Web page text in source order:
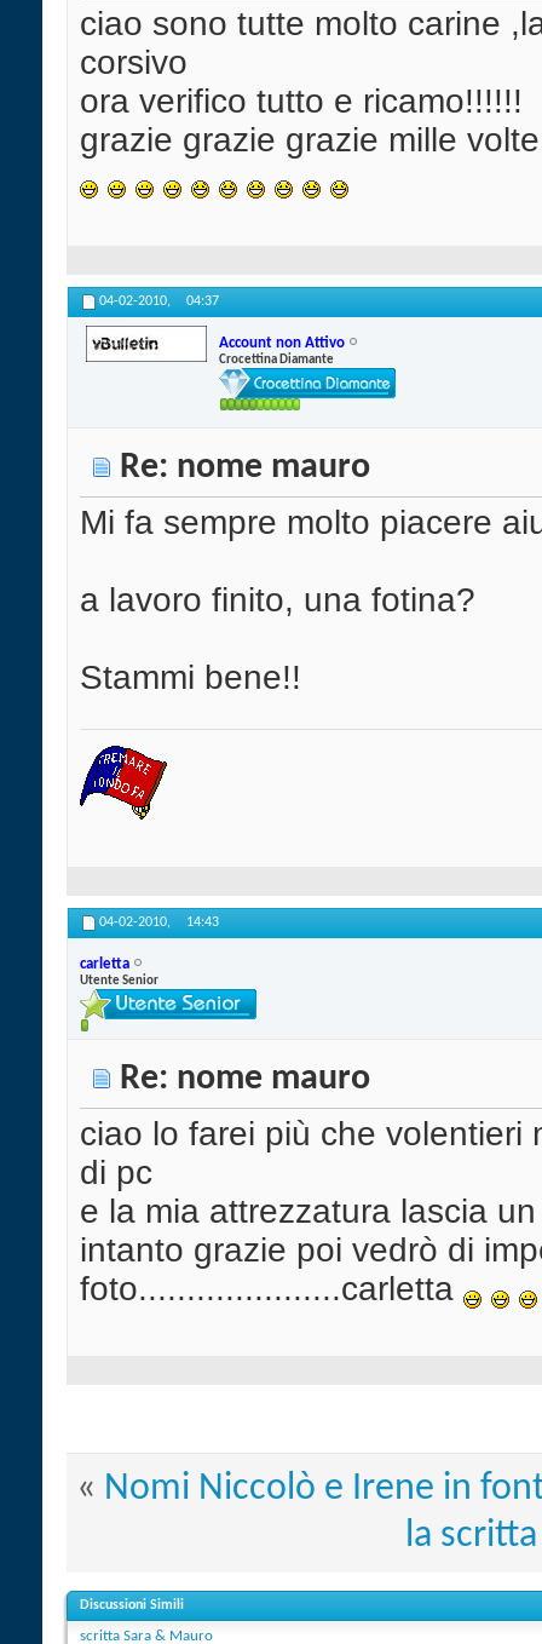
ciao sono tutte molto carine
corsivo
ora verifico tutto e ricamo!!!!!!
grazie grazie grazie mille
04-02-2010, 04:37
Account non Attivo
Crocettina Diamante
Re: nome mauro
Mi fa sempre molto piacere
a lavoro finito, una fotina?
Stammi bene!!
04-02-2010, 14:43
carletta
Utente Senior
Re: nome mauro
ciao lo farei più che
di pc
e la mia attrezzatura lascia
intanto grazie poi vedrò di
foto.....................carletta
« Nomi Niccolò e Irene in
la
Discussioni Simili
scritta Sara & Mauro